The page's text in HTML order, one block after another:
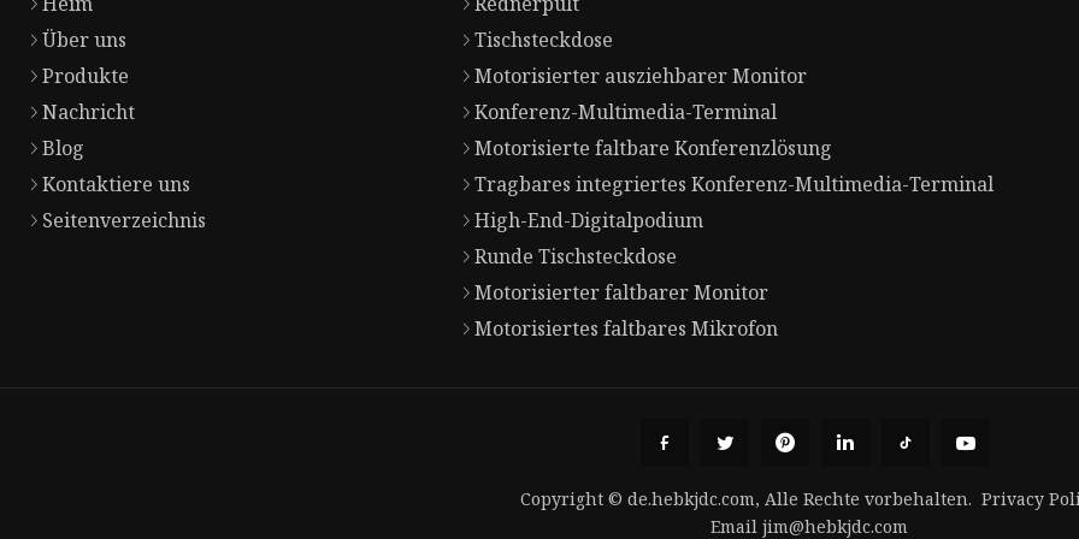
Über uns
Produkte
Nachricht
Blog
Kontaktiere uns
Seitenverzeichnis
Tischsteckdose
Motorisierter ausziehbarer Monitor
Konferenz-Multimedia-Terminal
Motorisierte faltbare Konferenzlösung
Tragbares integriertes Konferenz-Multimedia-Terminal
High-End-Digitalpodium
Runde Tischsteckdose
Motorisierter faltbarer Monitor
Motorisiertes faltbares Mikrofon
Copyright © de.hebkjdc.com, Alle Rechte vorbehalten. Privacy
Email jim@hebkjdc.com